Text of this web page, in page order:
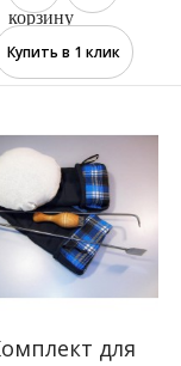
корзину
Купить в 1 клик
для